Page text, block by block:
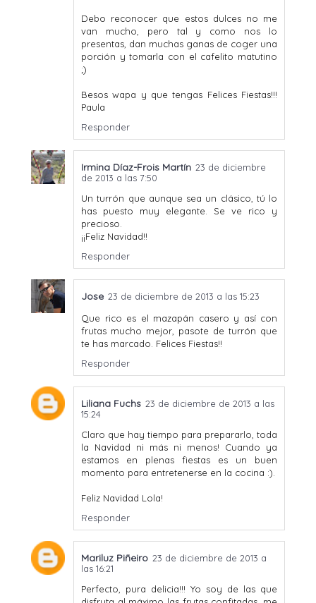
Debo reconocer que estos dulces no me
van mucho, pero tal y como nos lo
presentas, dan muchas ganas de coger una
porción y tomarla con el cafelito matutino
;)
Besos wapa y que tengas Felices Fiestas!!!
Paula
Responder
Irmina Díaz-Frois Martín 23 de diciembre
de 2013 a las 7:50
Un turrón que aunque sea un clásico, tú lo
has puesto muy elegante. Se ve rico y
precioso.
¡¡Feliz Navidad!!
Responder
Jose 23 de diciembre de 2013 a las 15:23
Que rico es el mazapán casero y así con
frutas mucho mejor, pasote de turrón que
te has marcado. Felices Fiestas!!
Responder
Liliana Fuchs 23 de diciembre de 2013 a las
15:24
Claro que hay tiempo para prepararlo, toda
la Navidad ni más ni menos! Cuando ya
estamos en plenas fiestas es un buen
momento para entretenerse en la cocina :).
Feliz Navidad Lola!
Responder
Mariluz Piñeiro 23 de diciembre de 2013 a
las 16:21
Perfecto, pura delicia!!! Yo soy de las que